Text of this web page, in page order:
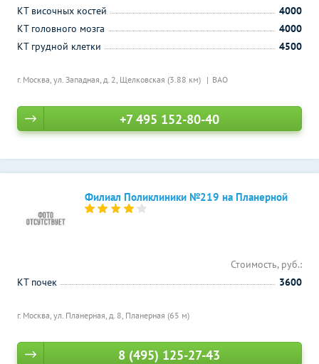
г. Москва, ул. Западная, д. 2, Щелковская (3.88 км) ВАО
КТ височных костей
4000
КТ головного мозга
4000
КТ грудной клетки
4500
+7 495 152-80-40
Филиал Поликлиники №219 на Планерной
г. Москва, ул. Планерная, д. 8, Планерная (65 м)
Стоимость, руб.:
КТ почек
3600
8 (495) 125-27-43